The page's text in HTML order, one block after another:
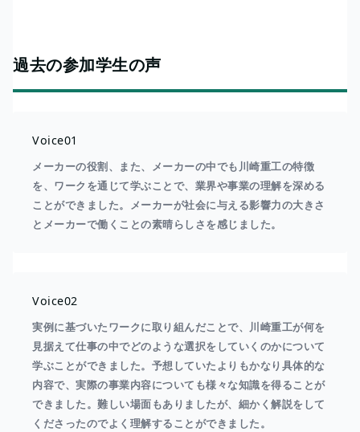
過去の参加学生の声
Voice01
メーカーの役割、また、メーカーの中でも川崎重工の特徴
を、ワークを通じて学ぶことで、業界や事業の理解を深める
ことができました。メーカーが社会に与える影響力の大きさ
とメーカーで働くことの素晴らしさを感じました。
Voice02
実例に基づいたワークに取り組んだことで、川崎重工が何を
見据えて仕事の中でどのような選択をしていくのかについて
学ぶことができました。予想していたよりもかなり具体的な
内容で、実際の事業内容についても様々な知識を得ることが
できました。難しい場面もありましたが、細かく解説をして
くださったのでよく理解することができました。